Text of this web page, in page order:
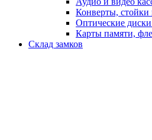
Конверты, стойки
Оптические
Карты памяти,
Склад замков